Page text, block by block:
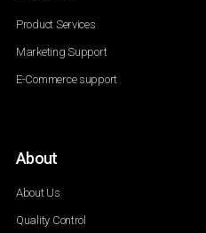
Product Services
Marketing Support
E-Commerce support
About
About Us
Quality Control